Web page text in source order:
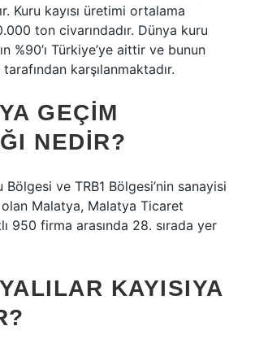
Kuru kayısı üretimi ortalama
ton civarındadır. Dünya kuru
%90’ı Türkiye’ye aittir ve bunun
karşılanmaktadır.
GEÇIM
NEDIR?
ve TRB1 Bölgesi’nin sanayisi
Malatya, Malatya Ticaret
950 firma arasında 28. sırada yer
KAYISIYA